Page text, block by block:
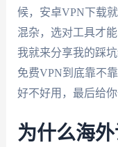
候，安卓VPN下载
混杂，选对工具才
我就来分享我的踩
免费VPN到底靠不
好不好用，最后给
为什么海